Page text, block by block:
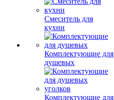
Смеситель для
кухни
Комплектующие для
душевых
Комплектующие для